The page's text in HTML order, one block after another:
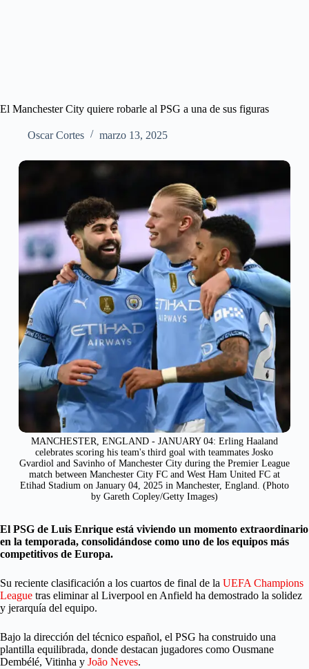
El Manchester City quiere robarle al PSG a una de sus figuras
Oscar Cortes marzo 13, 2025
MANCHESTER, ENGLAND - JANUARY 04: Erling Haaland
celebrates scoring his team's third goal with teammates Josko
Gvardiol and Savinho of Manchester City during the Premier League
match between Manchester City FC and West Ham United FC at
Etihad Stadium on January 04, 2025 in Manchester, England. (Photo
by Gareth Copley/Getty Images)
El PSG de Luis Enrique está viviendo un momento extraordinario
en la temporada, consolidándose como uno de los equipos más
competitivos de Europa.
Su reciente clasificación a los cuartos de final de la UEFA Champions
League tras eliminar al Liverpool en Anfield ha demostrado la solidez
y jerarquía del equipo.
Bajo la dirección del técnico español, el PSG ha construido una
plantilla equilibrada, donde destacan jugadores como Ousmane
Dembélé, Vitinha y João Neves.